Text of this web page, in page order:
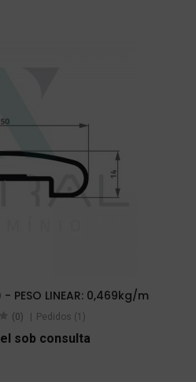
PESO LINEAR: 0,469kg/m
(0) Pedidos (1)
sob consulta